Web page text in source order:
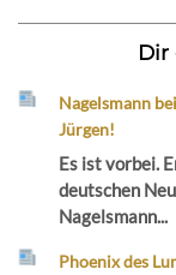
Dir
Nagelsmann
Jürgen!
Es ist vorbei.
deutschen
Nagelsmann...
Phoenix des